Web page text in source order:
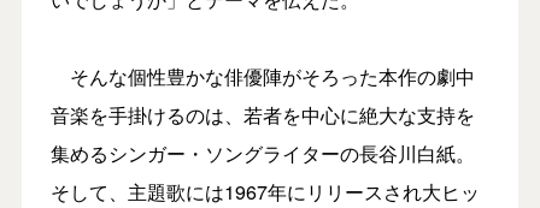
そんな個性豊かな俳優陣がそろった本作の劇中
音楽を手掛けるのは、若者を中心に絶大な支持を
集めるシンガー・ソングライターの長谷川白紙。
そして、主題歌には1967年にリリースされ大ヒッ